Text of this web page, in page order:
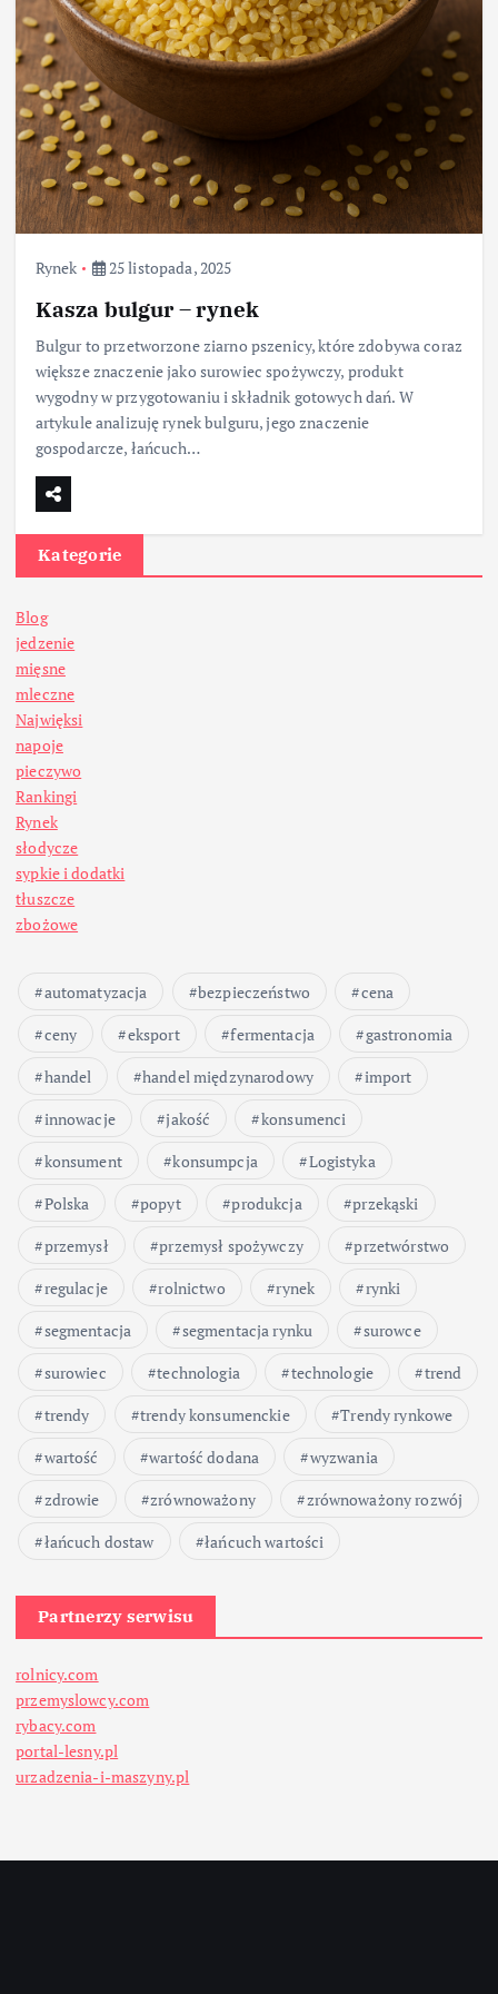
Rynek 25 listopada, 2025
Kasza bulgur – rynek
Bulgur to przetworzone ziarno pszenicy, które zdobywa coraz
większe znaczenie jako surowiec spożywczy, produkt
wygodny w przygotowaniu i składnik gotowych dań. W
artykule analizuję rynek bulguru, jego znaczenie
gospodarcze, łańcuch…
Kategorie
Blog
jedzenie
mięsne
mleczne
Najwięksi
napoje
pieczywo
Rankingi
Rynek
słodycze
sypkie i dodatki
tłuszcze
zbożowe
automatyzacja bezpieczeństwo
cena
ceny
eksport fermentacja
gastronomia
handel
handel międzynarodowy
import
innowacje
jakość
konsumenci
konsument
konsumpcja
Logistyka
Polska
popyt produkcja
przekąski
przemysł
przemysł spożywczy
przetwórstwo
regulacje
rolnictwo rynek
rynki
segmentacja
segmentacja rynku
surowce
surowiec
technologia technologie
trend
trendy
trendy konsumenckie
Trendy rynkowe
wartość
wartość dodana
wyzwania
zdrowie
zrównoważony
zrównoważony rozwój
łańcuch dostaw
łańcuch wartości
Partnerzy serwisu
rolnicy.com
przemyslowcy.com
rybacy.com
portal-lesny.pl
urzadzenia-i-maszyny.pl